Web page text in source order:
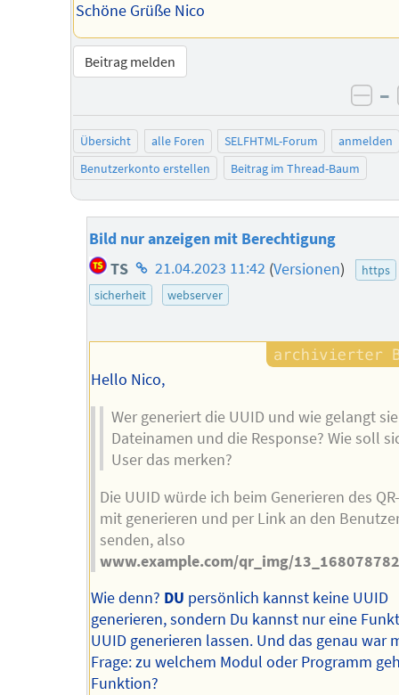
Schöne Grüße Nico
Beitrag melden
–
Übersicht alle Foren SELFHTML-Forum
anmelden
Benutzerkonto erstellen
Beitrag im Thread-Baum
Bild nur anzeigen mit Berechtigung
TS Homepage
des
21.04.2023 11:42 (Versionen)
https
sicherheit
webserver
Hello Nico,
Wer generiert die UUID und wie gelangt
Dateinamen und die Response? Wie soll
User das merken?
Die UUID würde ich beim Generieren des
mit generieren und per Link an den
senden, also
www.example.com/qr_img/
Wie denn? DU persönlich kannst keine UUID
generieren, sondern Du kannst nur eine
UUID generieren lassen. Und das genau war
Frage: zu welchem Modul oder Programm
Funktion?